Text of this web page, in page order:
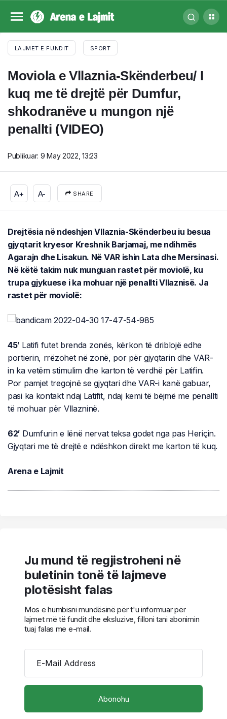
LAJMET E FUNDIT SPORT
Moviola e Vllaznia-Skënderbeu/ I
kuq me të drejtë për Dumfur,
shkodranëve u mungon një
penallti (VIDEO)
Publikuar: 9 May 2022, 13:23
A+ A- SHARE
Drejtësia në ndeshjen Vllaznia-Skënderbeu iu besua
gjyqtarit kryesor Kreshnik Barjamaj, me ndihmës
Agarajn dhe Lisakun. Në VAR ishin Lata dhe Mersinasi.
Në këtë takim nuk munguan rastet për moviolë, ku
trupa gjykuese i ka mohuar një penallti Vllaznisë. Ja
rastet për moviolë:
45′ Latifi futet brenda zonës, kërkon të driblojë edhe
portierin, rrëzohet në zonë, por për gjyqtarin dhe VAR-
in ka vetëm stimulim dhe karton të verdhë për Latifin.
Por pamjet tregojnë se gjyqtari dhe VAR-i kanë gabuar,
pasi ka kontakt ndaj Latifit, ndaj kemi të bëjmë me penallti
të mohuar për Vllazninë.
62′ Dumfurin e lënë nervat teksa godet nga pas Heriçin.
Gjyqtari me të drejtë e ndëshkon direkt me karton të kuq.
Arena e Lajmit
Ju mund të regjistroheni në
buletinin tonë të lajmeve
plotësisht falas
Mos e humbisni mundësinë për t'u informuar për
lajmet më të fundit dhe eksluzive, filloni tani abonimin
tuaj falas me e-mail.
E-Mail Address